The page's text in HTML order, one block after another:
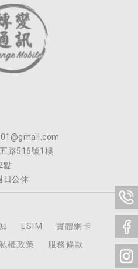
路516號1樓
點
日公休
ESIM
實體網卡
權政策 服務條款